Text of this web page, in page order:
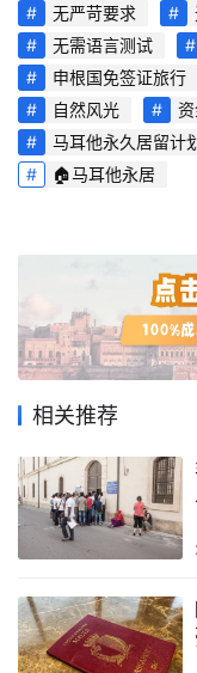
首
页
旅
游
攻
略
生
活
无严苛要求
无需语言测试
申根国免签证旅行
自然风光
马耳他永久居留计划
🏠马耳他永居
相关推荐